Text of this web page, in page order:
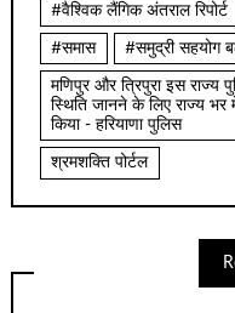
#वैश्विक लैंगिक अंतराल रिपोर्ट
#समास #समुद्री सहयोग
मणिपुर और त्रिपुरा इस राज्य
स्थिति जानने के लिए राज्य
किया - हरियाणा पुलिस
श्रमशक्ति पोर्टल